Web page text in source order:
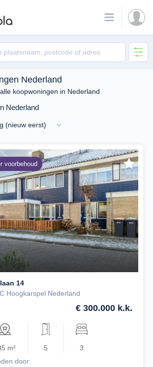
Nederland
koopwoningen in Nederland
Nederland
voorbehoud
14
Hoogkarspel Nederland
€ 300.000 k.k.
m² 5
3
door: